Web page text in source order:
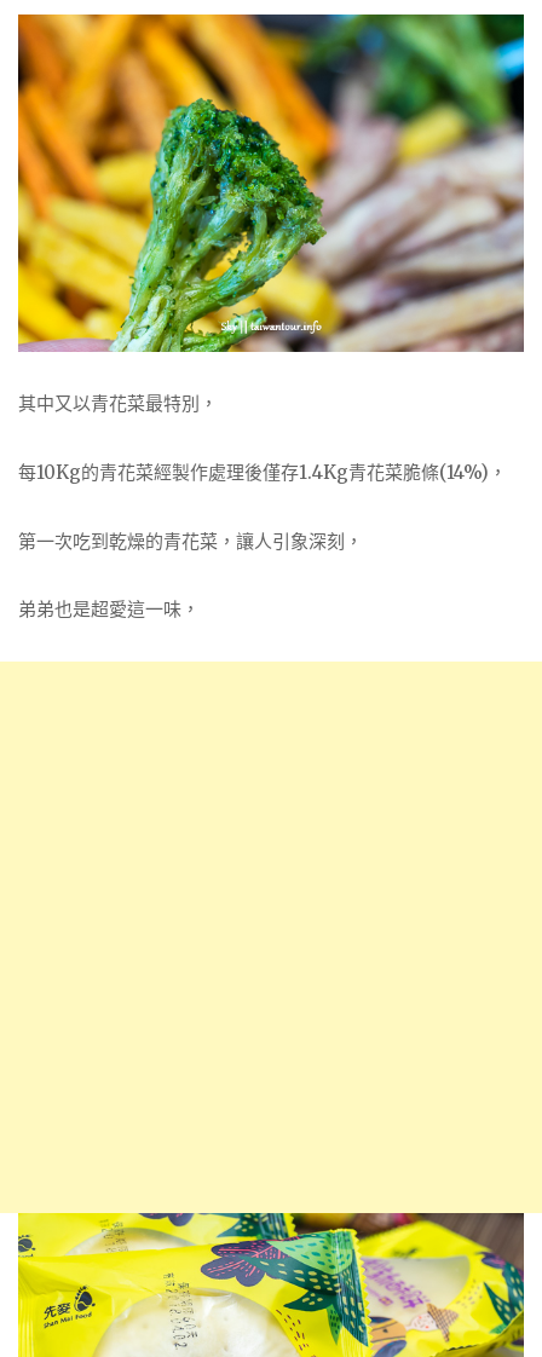
其中又以青花菜最特別，
每10Kg的青花菜經製作處理後僅存1.4Kg青花菜脆條(14%)，
第一次吃到乾燥的青花菜，讓人引象深刻，
弟弟也是超愛這一味，